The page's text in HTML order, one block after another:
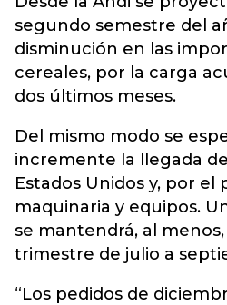
segundo semestre del
disminución en las
cereales, por la carga
dos últimos meses.
Del mismo modo se
incremente la llegada
Estados Unidos y, por el
maquinaria y equipos.
se mantendrá, al
trimestre de julio a
“Los pedidos de